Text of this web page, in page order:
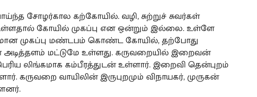
சோழர்கால கற்கோயில். வழி, சுற்றுச் சுவர்கள்
கோயில் முகப்பு என ஒன்றும் இல்லை. உள்ளே
முகப்பு மண்டபம் கொண்ட கோயில், தற்போது
மட்டுமே உள்ளது. கருவறையில் இறைவன்
லிங்கமாக கம்பீரத்துடன் உள்ளார். இறைவி தென்புறம்
கருவறை வாயிலின் இருபுறமும் விநாயகர், முருகன்